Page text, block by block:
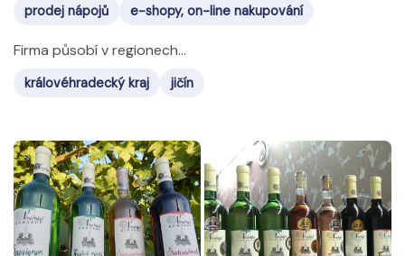
prodej nápojů e-shopy, on-line nakupování
Firma působí v regionech...
královéhradecký kraj jičín